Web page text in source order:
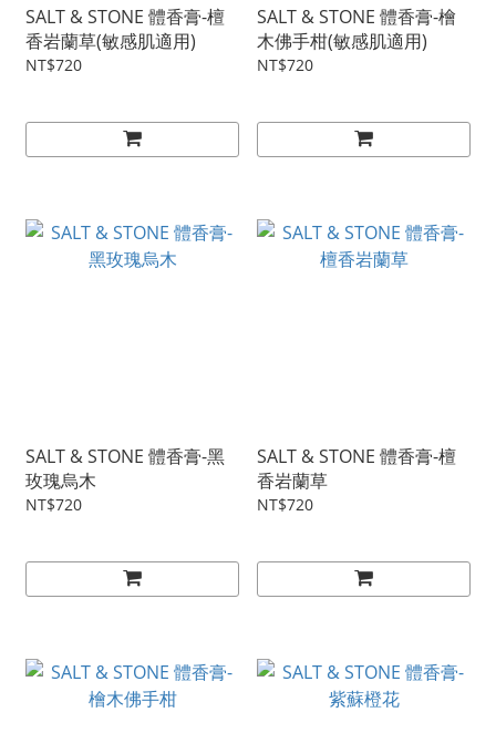
SALT & STONE 體香膏-檀
香岩蘭草(敏感肌適用)
NT$720
SALT & STONE 體香膏-檜
木佛手柑(敏感肌適用)
NT$720
SALT & STONE 體香膏-黑
玫瑰烏木
NT$720
SALT & STONE 體香膏-檀
香岩蘭草
NT$720